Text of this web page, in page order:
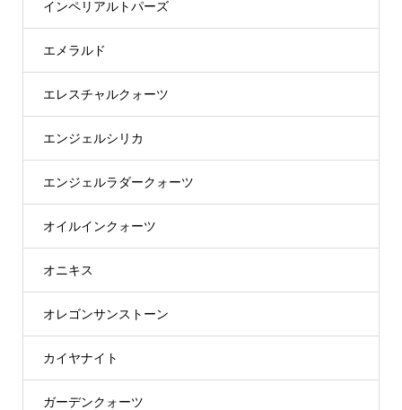
インペリアルトパーズ
エメラルド
エレスチャルクォーツ
エンジェルシリカ
エンジェルラダークォーツ
オイルインクォーツ
オニキス
オレゴンサンストーン
カイヤナイト
ガーデンクォーツ